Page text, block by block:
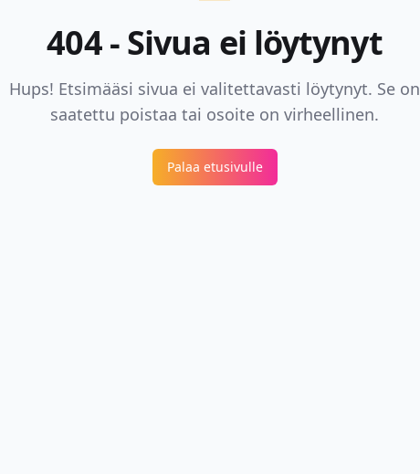
404 - Sivua ei löytynyt
Hups! Etsimääsi sivua ei valitettavasti löytynyt. Se on
saatettu poistaa tai osoite on virheellinen.
Palaa etusivulle